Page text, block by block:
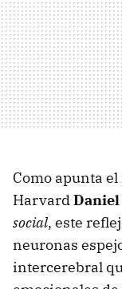
Como apunta
Harvard Daniel
social, este
neuronas
intercerebral